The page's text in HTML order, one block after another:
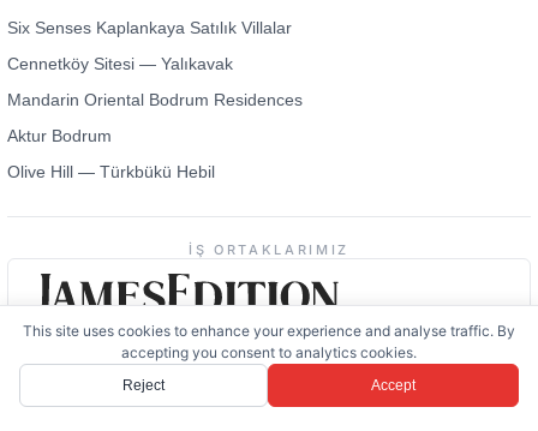
Six Senses Kaplankaya Satılık Villalar
Cennetköy Sitesi — Yalıkavak
Mandarin Oriental Bodrum Residences
Aktur Bodrum
Olive Hill — Türkbükü Hebil
İŞ ORTAKLARIMIZ
This site uses cookies to enhance your experience and analyse traffic. By
accepting you consent to analytics cookies.
Reject Accept